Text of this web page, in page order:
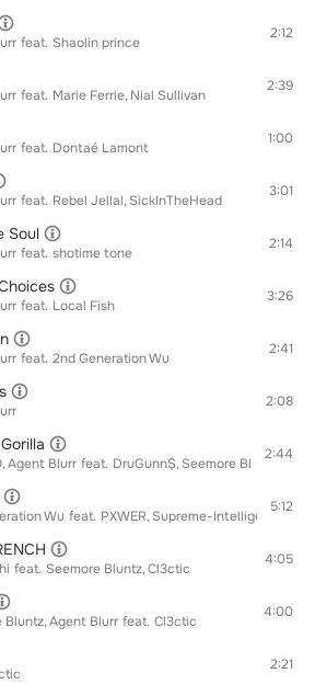
feat. Shaolin prince
2:12
feat. Marie Ferrie Nial Sullivan
2:39
feat. Dontaé Lamont
1:00
feat. Rebel Jellal SickInTheHead
3:01
Soul
feat. shotime tone
2:14
feat. Local Fish
3:26
feat. 2nd Generation Wu
2:41
2:08
Agent Blurr feat. DruGunn$ Seemore Bluntz
2:44
Wu feat. PXWER Supreme-Intelligence
5:12
feat. Seemore Bluntz Cl3ctic
4:05
Bluntz Agent Blurr feat. Cl3ctic
4:00
2:21